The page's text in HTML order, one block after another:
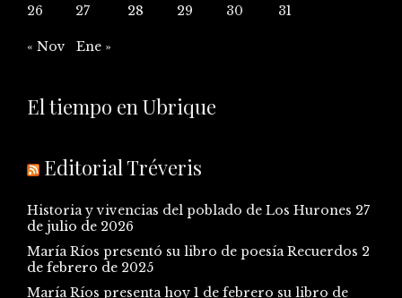
26
27 28 29 30 31
« Nov Ene »
El tiempo en Ubrique
Editorial Tréveris
Historia y vivencias del poblado de Los Hurones 27
de julio de 2026
María Ríos presentó su libro de poesía Recuerdos 2
de febrero de 2025
María Ríos presenta hoy 1 de febrero su libro de